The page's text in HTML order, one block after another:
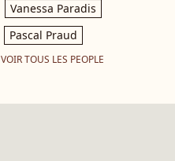
Vanessa Paradis
Pascal Praud
VOIR TOUS LES PEOPLE